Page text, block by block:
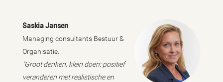
Saskia Jansen
Managing consultants Bestuur &
Organisatie.
"Groot denken, klein doen: positief
veranderen met realistische en